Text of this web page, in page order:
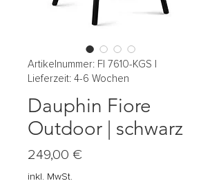
Artikelnummer: FI 7610-KGS |
Lieferzeit: 4-6 Wochen
Dauphin Fiore
Outdoor | schwarz
249,00 €Preis
inkl. MwSt.